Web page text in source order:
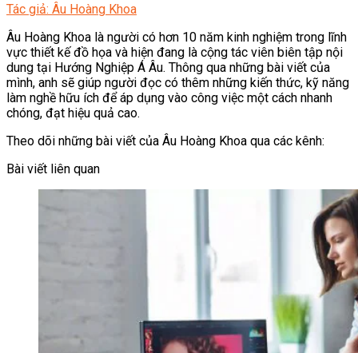
Tác giả: Âu Hoàng Khoa
Âu Hoàng Khoa là người có hơn 10 năm kinh nghiệm trong lĩnh
vực thiết kế đồ họa và hiện đang là cộng tác viên biên tập nội
dung tại Hướng Nghiệp Á Âu. Thông qua những bài viết của
mình, anh sẽ giúp người đọc có thêm những kiến thức, kỹ năng
làm nghề hữu ích để áp dụng vào công việc một cách nhanh
chóng, đạt hiệu quả cao.
Theo dõi những bài viết của Âu Hoàng Khoa qua các kênh:
Bài viết liên quan